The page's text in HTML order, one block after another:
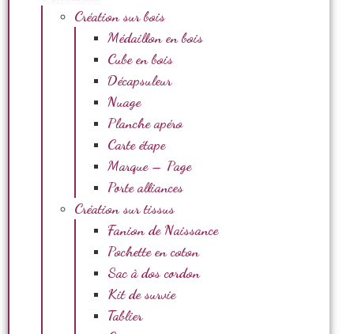
Création sur bois
Médaillon en bois
Cube en bois
Décapsuleur
Nuage
Planche apéro
Carte étape
Marque – Page
Porte alliances
Création sur tissus
Fanion de Naissance
Pochette en coton
Sac à dos cordon
Kit de survie
Tablier